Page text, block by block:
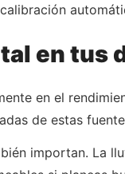
en tus
en el
de estas
importan. La